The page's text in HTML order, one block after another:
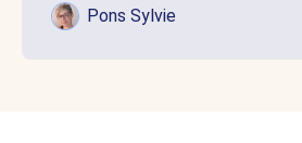
Pons Sylvie